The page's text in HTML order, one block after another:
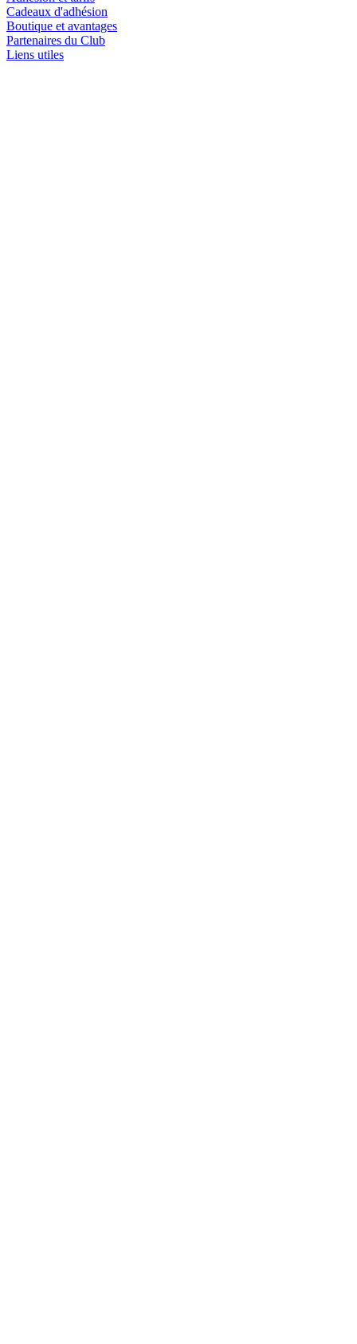
Cadeaux d'adhésion
Boutique et avantages
Partenaires du Club
Liens utiles